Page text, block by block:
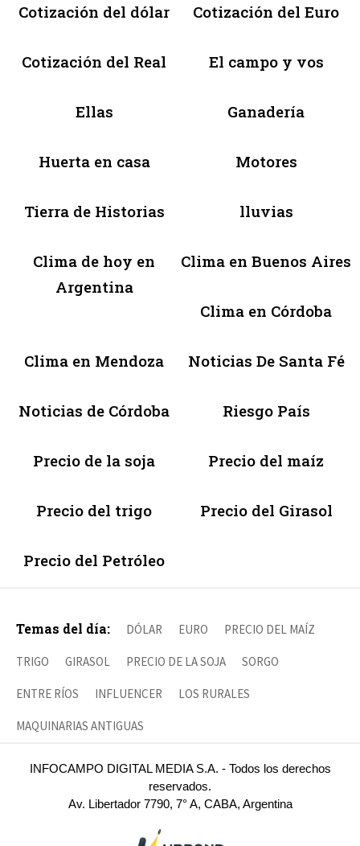
Cotización del dólar Cotización del Euro
Cotización del Real El campo y vos
Ellas Ganadería
Huerta en casa Motores
Tierra de Historias lluvias
Clima de hoy en
Argentina
Clima en Buenos Aires
Clima en Córdoba
Clima en Mendoza Noticias De Santa Fé
Noticias de Córdoba Riesgo País
Precio de la soja Precio del maíz
Precio del trigo Precio del Girasol
Precio del Petróleo
Temas del día: DÓLAR EURO PRECIO DEL MAÍZ
TRIGO GIRASOL PRECIO DE LA SOJA SORGO
ENTRE RÍOS INFLUENCER LOS RURALES
MAQUINARIAS ANTIGUAS
INFOCAMPO DIGITAL MEDIA S.A. - Todos los derechos
reservados.
Av. Libertador 7790, 7° A, CABA, Argentina